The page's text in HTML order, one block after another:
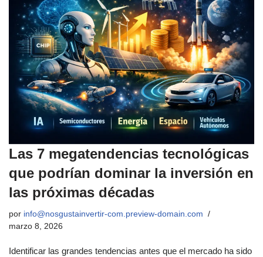
Las 7 megatendencias tecnológicas
que podrían dominar la inversión en
las próximas décadas
por info@nosgustainvertir-com.preview-domain.com
marzo 8, 2026
Identificar las grandes tendencias antes que el mercado ha sido